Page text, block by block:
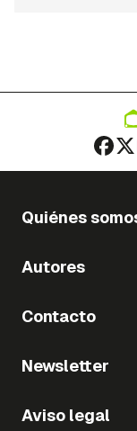
Quiénes
Autores
Contacto
Newsletter
Aviso legal